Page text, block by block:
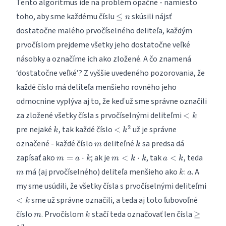
Tento algoritmus ide na problém opačne - namiesto
toho, aby sme každému číslu \leq
≤ nskúsili nájsť
dostatočne malého prvočíselného deliteľa, každým
prvočíslom prejdeme všetky jeho dostatočne veľké
násobky a označíme ich ako zložené. A čo znamená
‘dostatočne veľké’? Z vyššie uvedeného pozorovania, že
každé číslo má deliteľa menšieho rovného jeho
odmocnine vyplýva aj to, že keď už sme správne označili
za zložené všetky čísla s prvočíselnými deliteľmi <
< k
pre nejaké k
k, tak každé číslo <
k^2
< k2 už je správne
označené - každé číslo m
mdeliteľné k
k sa predsa dá
zapísať ako m =
\cdot
k
m = a ⋅ k; ak jem <
\cdot
k
m < k ⋅ k, taka
k
a < k, teda
m má (aj prvočíselného) deliteľa menšieho ako k
k: a
a. A
my sme usúdili, že všetky čísla s prvočíselnými deliteľmi
< k sme už správne označili, a teda aj toto ľubovoľné
číslo m
m. Prvočíslom k
k stačí teda označovať len čísla \geq
≥